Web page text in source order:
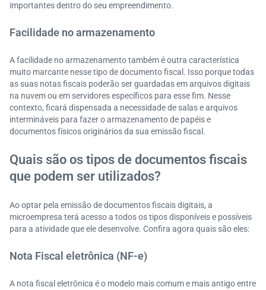
importantes dentro do seu empreendimento.
Facilidade no armazenamento
A facilidade no armazenamento também é outra característica
muito marcante nesse tipo de documento fiscal. Isso porque todas
as suas notas fiscais poderão ser guardadas em arquivos digitais
na nuvem ou em servidores específicos para esse fim. Nesse
contexto, ficará dispensada a necessidade de salas e arquivos
intermináveis para fazer o armazenamento de papéis e
documentos físicos originários da sua emissão fiscal.
Quais são os tipos de documentos fiscais
que podem ser utilizados?
Ao optar pela emissão de documentos fiscais digitais, a
microempresa terá acesso a todos os tipos disponíveis e possíveis
para a atividade que ele desenvolve. Confira agora quais são eles:
Nota Fiscal eletrônica (NF-e)
A nota fiscal eletrônica é o modelo mais comum e mais antigo entre